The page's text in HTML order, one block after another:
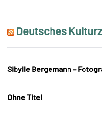
Deutsches
Sibylle Bergemann –
Ohne Titel